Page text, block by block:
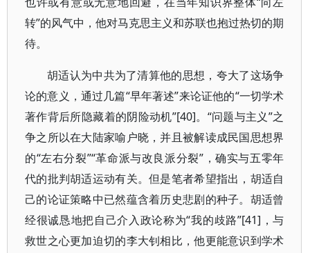
转”的风气中，他对马克思主义和苏联也抱过热切的期
待。
胡适认为中共为了清算他的思想，夸大了这场争
论的意义，通过几篇“早年著述”来论证他的“一切学术
著作背后所隐藏着的阴险动机”[40]。“问题与主义”之
争之所以在大陆家喻户晓，并且被解读成民国思想界
的“左右分裂”“革命派与改良派分裂”，确实与五零年
代的批判胡适运动有关。但是笔者希望指出，胡适自
己的论证策略中已然蕴含着历史悲剧的种子。胡适曾
经很诚恳地把自己介入政论称为“我的歧路”[41]，与
救世之心更加迫切的李大钊相比，他更能意识到学术